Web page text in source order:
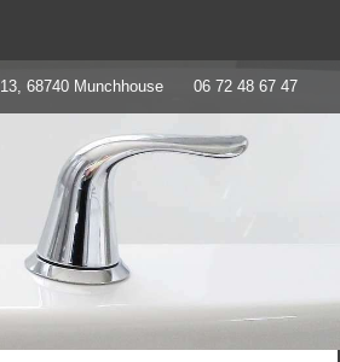
06 72 48 67 47
13, 68740 Munchhouse